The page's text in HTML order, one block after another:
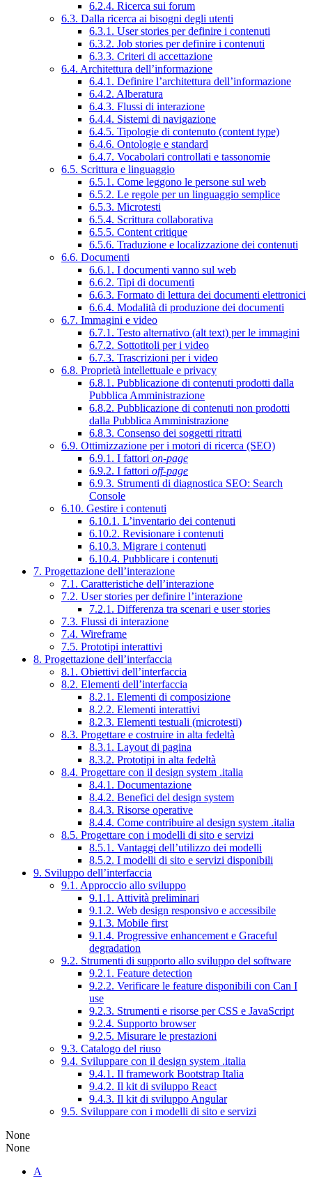
6.2.4. Ricerca sui forum
6.3. Dalla ricerca ai bisogni degli utenti
6.3.1. User stories per definire i contenuti
6.3.2. Job stories per definire i contenuti
6.3.3. Criteri di accettazione
6.4. Architettura dell’informazione
6.4.1. Definire l’architettura dell’informazione
6.4.2. Alberatura
6.4.3. Flussi di interazione
6.4.4. Sistemi di navigazione
6.4.5. Tipologie di contenuto (content type)
6.4.6. Ontologie e standard
6.4.7. Vocabolari controllati e tassonomie
6.5. Scrittura e linguaggio
6.5.1. Come leggono le persone sul web
6.5.2. Le regole per un linguaggio semplice
6.5.3. Microtesti
6.5.4. Scrittura collaborativa
6.5.5. Content critique
6.5.6. Traduzione e localizzazione dei contenuti
6.6. Documenti
6.6.1. I documenti vanno sul web
6.6.2. Tipi di documenti
6.6.3. Formato di lettura dei documenti elettronici
6.6.4. Modalità di produzione dei documenti
6.7. Immagini e video
6.7.1. Testo alternativo (alt text) per le immagini
6.7.2. Sottotitoli per i video
6.7.3. Trascrizioni per i video
6.8. Proprietà intellettuale e privacy
6.8.1. Pubblicazione di contenuti prodotti dalla
Pubblica Amministrazione
6.8.2. Pubblicazione di contenuti non prodotti
dalla Pubblica Amministrazione
6.8.3. Consenso dei soggetti ritratti
6.9. Ottimizzazione per i motori di ricerca (SEO)
6.9.1. I fattori on-page
6.9.2. I fattori off-page
6.9.3. Strumenti di diagnostica SEO: Search
Console
6.10. Gestire i contenuti
6.10.1. L’inventario dei contenuti
6.10.2. Revisionare i contenuti
6.10.3. Migrare i contenuti
6.10.4. Pubblicare i contenuti
7. Progettazione dell’interazione
7.1. Caratteristiche dell’interazione
7.2. User stories per definire l’interazione
7.2.1. Differenza tra scenari e user stories
7.3. Flussi di interazione
7.4. Wireframe
7.5. Prototipi interattivi
8. Progettazione dell’interfaccia
8.1. Obiettivi dell’interfaccia
8.2. Elementi dell’interfaccia
8.2.1. Elementi di composizione
8.2.2. Elementi interattivi
8.2.3. Elementi testuali (microtesti)
8.3. Progettare e costruire in alta fedeltà
8.3.1. Layout di pagina
8.3.2. Prototipi in alta fedeltà
8.4. Progettare con il design system .italia
8.4.1. Documentazione
8.4.2. Benefici del design system
8.4.3. Risorse operative
8.4.4. Come contribuire al design system .italia
8.5. Progettare con i modelli di sito e servizi
8.5.1. Vantaggi dell’utilizzo dei modelli
8.5.2. I modelli di sito e servizi disponibili
9. Sviluppo dell’interfaccia
9.1. Approccio allo sviluppo
9.1.1. Attività preliminari
9.1.2. Web design responsivo e accessibile
9.1.3. Mobile first
9.1.4. Progressive enhancement e Graceful
degradation
9.2. Strumenti di supporto allo sviluppo del software
9.2.1. Feature detection
9.2.2. Verificare le feature disponibili con Can I
use
9.2.3. Strumenti e risorse per CSS e JavaScript
9.2.4. Supporto browser
9.2.5. Misurare le prestazioni
9.3. Catalogo del riuso
9.4. Sviluppare con il design system .italia
9.4.1. Il framework Bootstrap Italia
9.4.2. Il kit di sviluppo React
9.4.3. Il kit di sviluppo Angular
9.5. Sviluppare con i modelli di sito e servizi
None
None
A